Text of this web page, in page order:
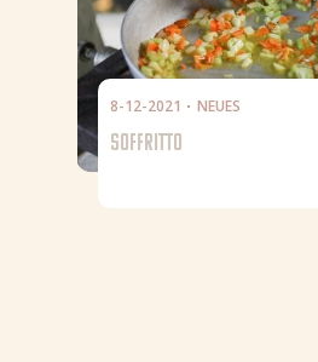
8-12-2021 NEUES
SOFFRITTO